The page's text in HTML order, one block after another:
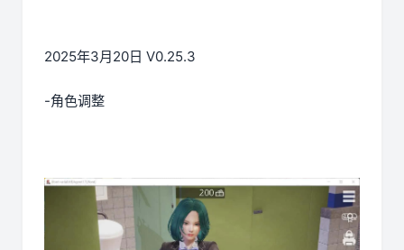
2025年3月20日 V0.25.3
-角色调整